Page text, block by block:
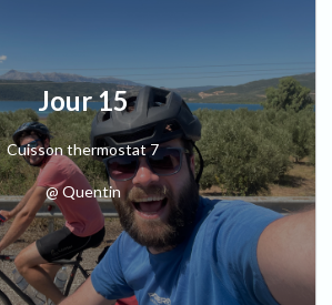
Jour 15
Cuisson thermostat 7
@ Quentin